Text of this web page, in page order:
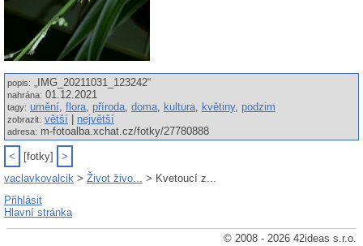
popis: „IMG_20211031_123242“
nahrána: 01.12.2021
tagy: umění, flora, příroda, doma, kultura, květiny, podzim
zobrazit: větší největší
adresa: m-fotoalba.xchat.cz/fotky/27780888
< [fotky]
>
vaclavkovalcik > Život živo... > Kvetoucí z...
Přihlásit
Hlavní stránka
© 2008 - 2026 42ideas s.r.o.